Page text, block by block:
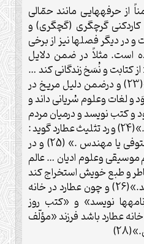
حرفه‏هايى مانند حمّالى
گرچ‏گرى (گچگرى) و
در ديگر فصل‏ها نيز از برخى
است. مثلاً در ضمن دلايل
كتابت و نُسَخ زندگانى ‏كند …
قرآن و اخبار فقه نويسد .»(23) و درضمن دليل مريخ در
و لغات وعلوم سُريانى داند و
و كتب نويسد و درميان مردم
به علم و حكمت تمييز دارد.»(24) و رد تثليث عطارد گويد :
« منجم بوَد يا كاتب و مستوفى يا مهندس .» (25) و در
وعلوم اديان … عالم
و طبع خويش استخراج ‏كند
و علوم ‏كاريزها و رمّامى داند.»(26) و چون عطارد در خانه
نويسد» و «كتب روز
در خانه عطارد باشد فرزند «مؤلّف